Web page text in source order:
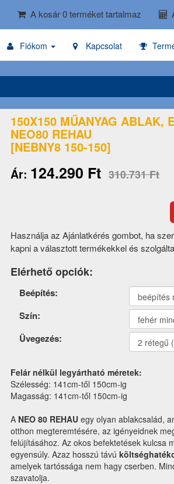
A kosár 0 terméket tartalmaz
Fiókom Kapcsolat
150X150 MŰANYAG ABLAK,
NEO80 REHAU
[NEBNY8 150-150]
Ár: 124.290 Ft 310.731 Ft
Használja az Ajánlatkérés gombot, ha
kapni a választott termékekkel és
Elérhető opciók:
Termék
opciók
Beépítés:
Szín:
Üvegezés:
Felár nélkül legyártható méretek:
Szélesség: 141cm-től 150cm-ig
Magasság: 141cm-től 150cm-ig
A NEO 80 REHAU egy olyan ablakcsalád,
otthon megteremtésére, az igényeidnek
felújításához. Az okos befektetések kulcsa
egyensúly. Azaz hosszú távú
amelyek tartóssága nem hagy cserben.
szavatolja.